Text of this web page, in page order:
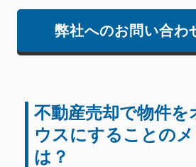
弊社へのお問い合わ
不動産売却で物件を
ウスにすることの
は？